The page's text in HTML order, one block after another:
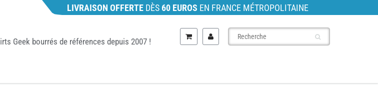
LIVRAISON OFFERTE DÈS60 EUROS EN FRANCE MÉTROPOLITAINE
Geek bourrés de références depuis 2007 !